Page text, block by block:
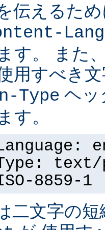
伝えるた
す。 また
用すべき
Type ヘッ
す。
8859-1
二文字の